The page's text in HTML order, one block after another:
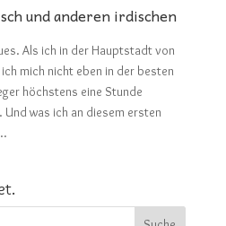
und anderen irdischen
Als ich in der Hauptstadt von
mich nicht eben in der besten
höchstens eine Stunde
was ich an diesem ersten